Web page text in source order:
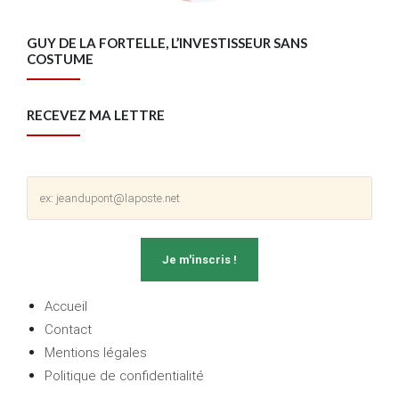
GUY DE LA FORTELLE, L’INVESTISSEUR SANS
COSTUME
RECEVEZ MA LETTRE
Accueil
Contact
Mentions légales
Politique de confidentialité